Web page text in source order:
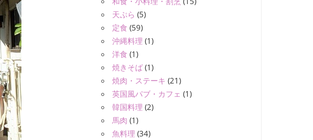
天ぷら (5)
定食 (59)
沖縄料理 (1)
洋食 (1)
焼きそば (1)
焼肉・ステーキ (21)
英国風パブ・カフェ (1)
韓国料理 (2)
馬肉 (1)
魚料理 (34)